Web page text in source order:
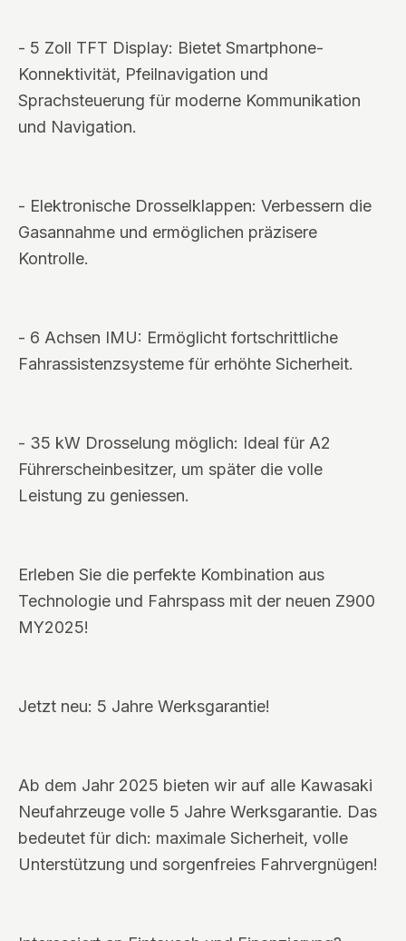
- 5 Zoll TFT Display: Bietet Smartphone-
Konnektivität, Pfeilnavigation und
Sprachsteuerung für moderne Kommunikation
und Navigation.
- Elektronische Drosselklappen: Verbessern die
Gasannahme und ermöglichen präzisere
Kontrolle.
- 6 Achsen IMU: Ermöglicht fortschrittliche
Fahrassistenzsysteme für erhöhte Sicherheit.
- 35 kW Drosselung möglich: Ideal für A2
Führerscheinbesitzer, um später die volle
Leistung zu geniessen.
Erleben Sie die perfekte Kombination aus
Technologie und Fahrspass mit der neuen Z900
MY2025!
Jetzt neu: 5 Jahre Werksgarantie!
Ab dem Jahr 2025 bieten wir auf alle Kawasaki
Neufahrzeuge volle 5 Jahre Werksgarantie. Das
bedeutet für dich: maximale Sicherheit, volle
Unterstützung und sorgenfreies Fahrvergnügen!